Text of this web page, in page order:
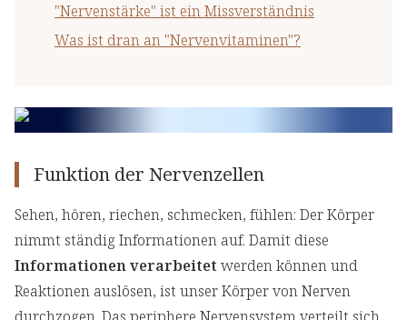
"Nervenstärke" ist ein Missverständnis
Was ist dran an "Nervenvitaminen"?
Funktion der Nervenzellen
Sehen, hören, riechen, schmecken, fühlen: Der Körper
nimmt ständig Informationen auf. Damit diese
Informationen verarbeitet werden können und
Reaktionen auslösen, ist unser Körper von Nerven